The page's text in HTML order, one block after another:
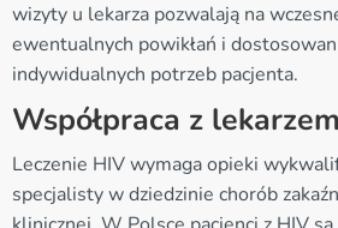
wizyty u lekarza pozwalają na
ewentualnych powikłań i
indywidualnych potrzeb pacjenta.
Współpraca z
Leczenie HIV wymaga opieki
specjalisty w dziedzinie chorób